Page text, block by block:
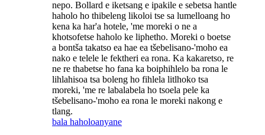
nepo. Bollard e iketsang e ipakile e sebetsa hantle
haholo ho thibeleng likoloi tse sa lumelloang ho
kena ka har'a hotele, 'me moreki o ne a
khotsofetse haholo ke liphetho. Moreki o boetse
a bontša takatso ea hae ea tšebelisano-'moho ea
nako e telele le fektheri ea rona. Ka kakaretso, re
ne re thabetse ho fana ka boiphihlelo ba rona le
lihlahisoa tsa boleng ho fihlela litlhoko tsa
moreki, 'me re labalabela ho tsoela pele ka
tšebelisano-'moho ea rona le moreki nakong e
tlang.
bala haholoanyane